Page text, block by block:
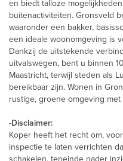
en biedt talloze
buitenactiviteiten. Gronsveld
waaronder een bakker,
een ideale woonomgeving is
Dankzij de uitstekende
uitvalswegen, bent u binnen
Maastricht, terwijl steden als
bereikbaar zijn. Wonen in
rustige, groene omgeving
-Disclaimer:
Koper heeft het recht om,
inspectie te laten verrichten
schakelen, teneinde nader